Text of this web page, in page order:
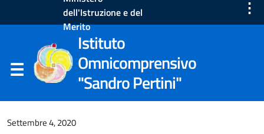
dell'Istruzione e del
Merito
⋮
Istituto
Omnicomprensivo
"Sandro Pertini"
Settembre 4, 2020